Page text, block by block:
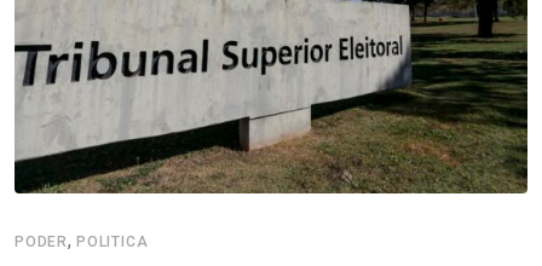
PODER, POLITICA